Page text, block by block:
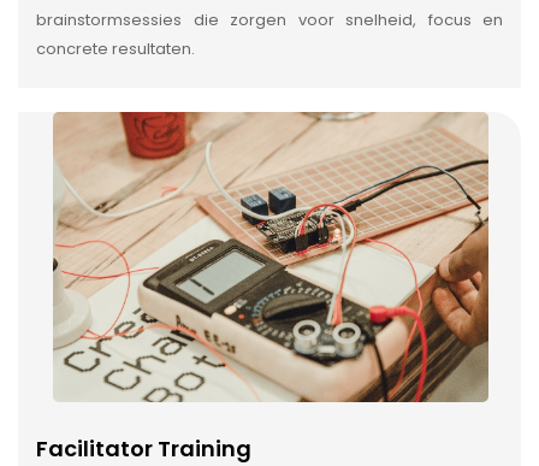
brainstormsessies die zorgen voor snelheid, focus en
concrete resultaten.
Facilitator Training